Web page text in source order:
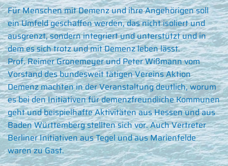
Für Menschen mit Demenz und ihre Angehörigen soll
ein Umfeld geschaffen werden, das nicht isoliert und
ausgrenzt, sondern integriert und unterstützt und in
dem es sich trotz und mit Demenz leben lässt.
Prof. Reimer Gronemeyer und Peter Wißmann vom
Vorstand des bundesweit tätigen Vereins Aktion
Demenz machten in der Veranstaltung deutlich, worum
es bei den Initiativen für demenzfreundliche Kommunen
geht und beispielhafte Aktivitäten aus Hessen und aus
Baden Württemberg stellten sich vor. Auch Vertreter
Berliner Initiativen aus Tegel und aus Marienfelde
waren zu Gast.